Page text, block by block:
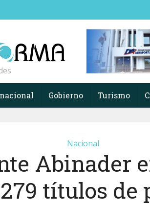
Gobierno Turismo
Nacional
Abinader
títulos de